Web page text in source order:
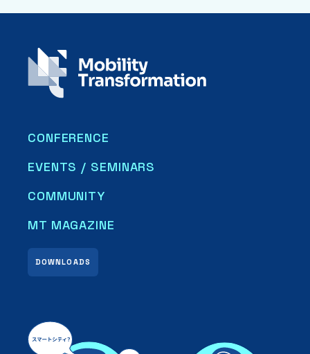
CONFERENCE
EVENTS / SEMINARS
COMMUNITY
DOWNLOADS
MT MAGAZINE